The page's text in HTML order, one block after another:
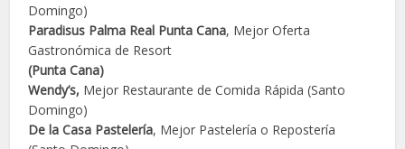
Domingo)
Paradisus Palma Real Punta Cana, Mejor Oferta
Gastronómica de Resort
(Punta Cana)
Wendy’s, Mejor Restaurante de Comida Rápida (Santo
Domingo)
De la Casa Pastelería, Mejor Pastelería o Repostería